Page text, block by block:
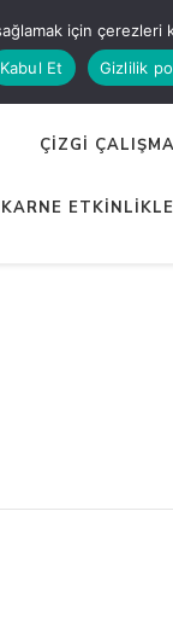
ÇİZGİ
KARNE
için
Kabul Et
Gizlilik